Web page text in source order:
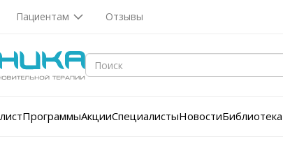
Пациентам Отзывы
ПрограммыАкцииСпециалистыНовости